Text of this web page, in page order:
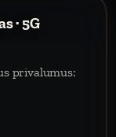
· 5G
privalumus: